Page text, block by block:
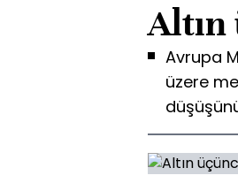
Avrupa
üzere